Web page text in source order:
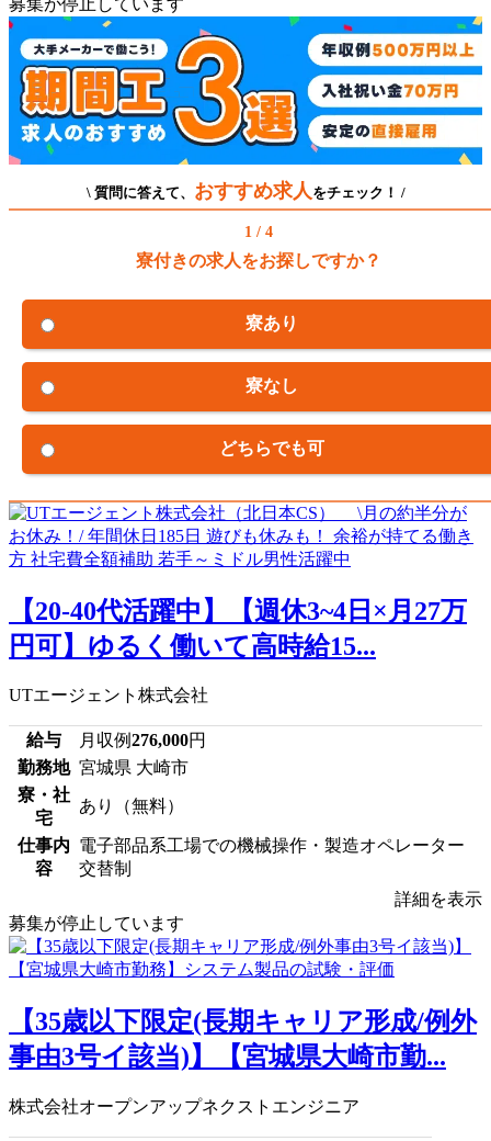
\ 質問に答えて、 おすすめ求人 をチェック！ /
1 / 4
寮付きの求人をお探しですか？
寮あり
寮なし
どちらでも可
【20-40代活躍中】【週休3~4日×月27万
円可】ゆるく働いて高時給15...
UTエージェント株式会社
給与 月収例276,000円
勤務地 宮城県 大崎市
寮・社
宅
あり（無料）
仕事内
容
電子部品系工場での機械操作・製造オペレーター
交替制
詳細を表示
募集が停止しています
【35歳以下限定(長期キャリア形成/例外
事由3号イ該当)】【宮城県大崎市勤...
株式会社オープンアップネクストエンジニア